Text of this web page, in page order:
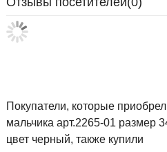
Покупатели, которые
мальчика арт.2265-01 размер
цвет черный, также купили